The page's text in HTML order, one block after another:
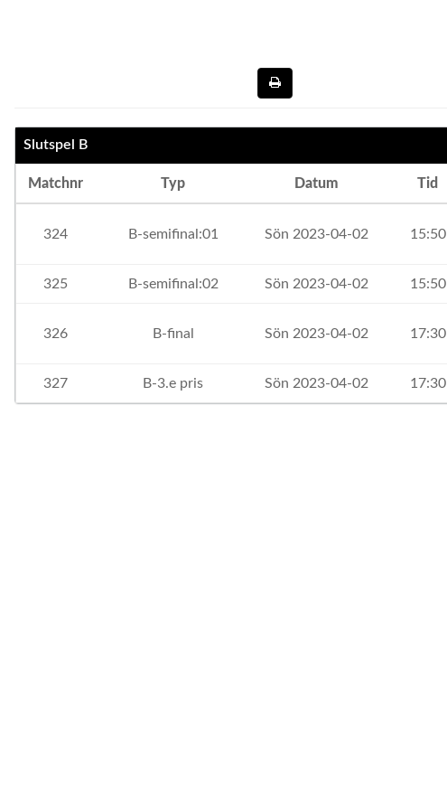
Slutspel B
Matchnr Typ Datum Tid
324 B-semifinal:01 Sön 2023-04-02 15:50
325 B-semifinal:02 Sön 2023-04-02 15:50
326 B-final Sön 2023-04-02 17:30
327 B-3.e pris Sön 2023-04-02 17:30